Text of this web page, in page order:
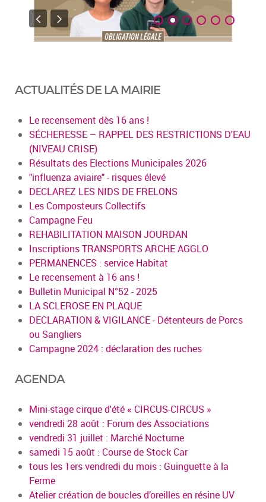
ACTUALITÉS DE LA MAIRIE
Le recensement dès 16 ans !
SÉCHERESSE – RAPPEL DES RESTRICTIONS D'EAU
(NIVEAU CRISE)
Résultats des Elections Municipales 2026
"influenza aviaire" - risques élevé
DECLAREZ LES NIDS DE FRELONS
Les Composteurs Collectifs
Campagne Feu
REHABILITATION MAISON JOURDAN
Inscriptions TRANSPORTS ARCHE AGGLO
PERMANENCES : service Habitat
Le recensement à 16 ans !
Bulletin Municipal N°52 - 2025
LA SCLEROSE EN PLAQUE
DECLARATION & VIGILANCE - Détenteurs de Porcs
ou Sangliers
Campagne 2024 : déclaration des ruches
AGENDA
Mini-stage cirque d'été « CIRCUS-CIRCUS »
vendredi 28 août : Forum des Associations
vendredi 31 juillet : Marché Nocturne
samedi 15 août : Course de Stock Car
tous les 1ers vendredi du mois : Guinguette à la
Ferme
Atelier création de boucles d’oreilles en résine UV